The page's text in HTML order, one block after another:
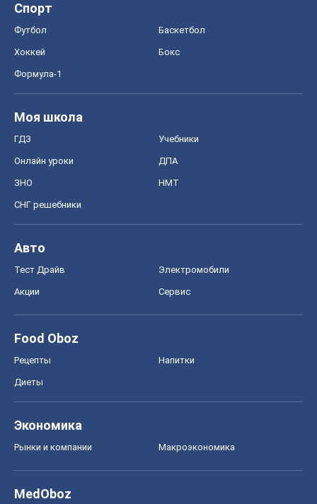
Спорт
Футбол Баскетбол
Хоккей Бокс
Формула-1
Моя школа
ГДЗ Учебники
Онлайн уроки ДПА
ЗНО НМТ
СНГ решебники
Авто
Тест Драйв Электромобили
Акции Сервис
Food Oboz
Рецепты Напитки
Диеты
Экономика
Рынки и компании Mакроэкономика
MedOboz